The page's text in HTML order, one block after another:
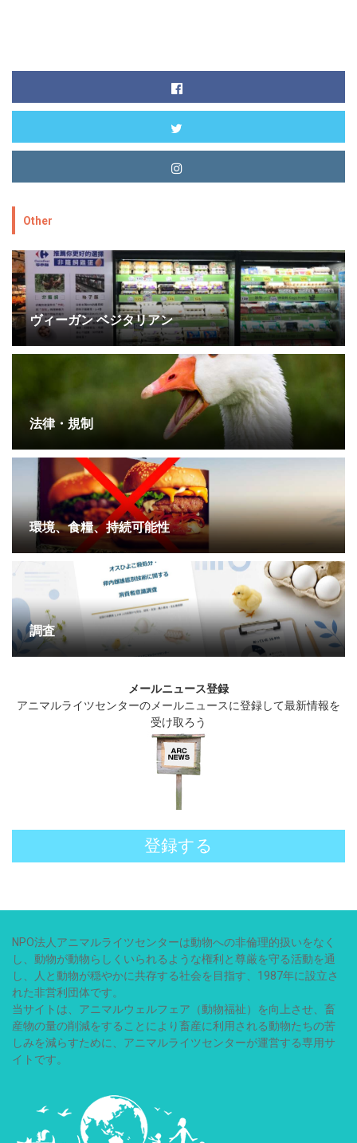
Other
ヴィーガン ベジタリアン
法律・規制
環境、食糧、持続可能性
調査
メールニュース登録
アニマルライツセンターのメールニュースに登録して最新情報を
受け取ろう
登録する
NPO法人アニマルライツセンターは動物への非倫理的扱いをなく
し、動物が動物らしくいられるような権利と尊厳を守る活動を通
し、人と動物が穏やかに共存する社会を目指す、1987年に設立さ
れた非営利団体です。
当サイトは、アニマルウェルフェア（動物福祉）を向上させ、畜
産物の量の削減をすることにより畜産に利用される動物たちの苦
しみを減らすために、アニマルライツセンターが運営する専用サ
イトです。